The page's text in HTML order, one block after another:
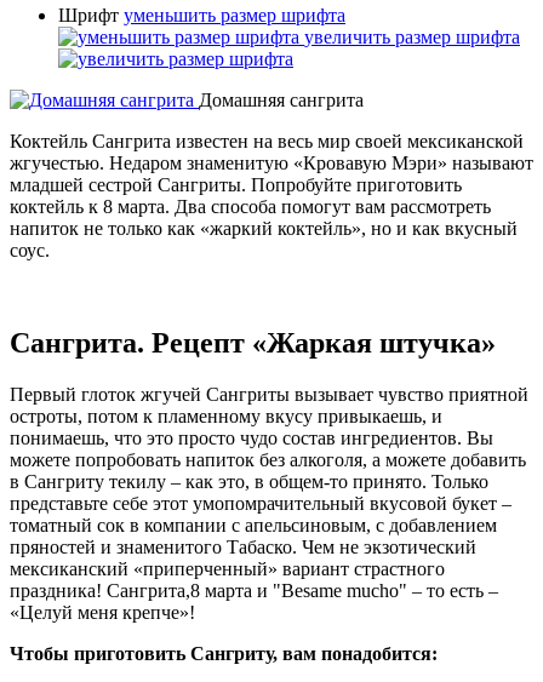
Шрифт уменьшить размер шрифта
увеличить размер шрифта
Домашняя сангрита
Коктейль Сангрита известен на весь мир своей мексиканской
жгучестью. Недаром знаменитую «Кровавую Мэри» называют
младшей сестрой Сангриты. Попробуйте приготовить
коктейль к 8 марта. Два способа помогут вам рассмотреть
напиток не только как «жаркий коктейль», но и как вкусный
соус.
Сангрита. Рецепт «Жаркая штучка»
Первый глоток жгучей Сангриты вызывает чувство приятной
остроты, потом к пламенному вкусу привыкаешь, и
понимаешь, что это просто чудо состав ингредиентов. Вы
можете попробовать напиток без алкоголя, а можете добавить
в Сангриту текилу – как это, в общем-то принято. Только
представьте себе этот умопомрачительный вкусовой букет –
томатный сок в компании с апельсиновым, с добавлением
пряностей и знаменитого Табаско. Чем не экзотический
мексиканский «приперченный» вариант страстного
праздника! Сангрита,8 марта и "Besame mucho" – то есть –
«Целуй меня крепче»!
Чтобы приготовить Сангриту, вам понадобится: